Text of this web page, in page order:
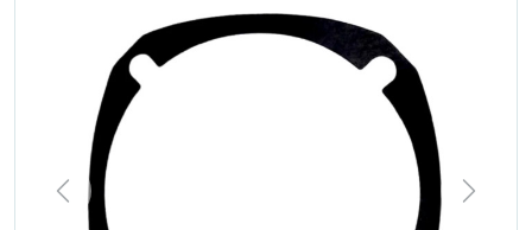
Ostrzenie narzędzi
Doradztwo
technologiczne
Producenci
Najpopularniejsi
Previous Next